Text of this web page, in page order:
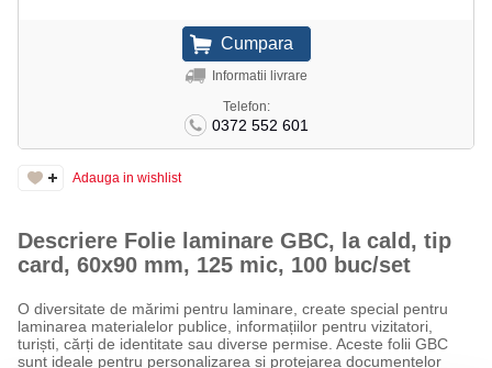
Informatii livrare
Telefon:
0372 552 601
Adauga in wishlist
Descriere Folie laminare GBC, la cald, tip
card, 60x90 mm, 125 mic, 100 buc/set
O diversitate de mărimi pentru laminare, create special pentru
laminarea materialelor publice, informațiilor pentru vizitatori,
turiști, cărți de identitate sau diverse permise. Aceste folii GBC
sunt ideale pentru personalizarea și protejarea documentelor